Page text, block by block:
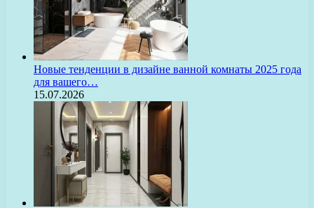
Новые тенденции в дизайне ванной комнаты 2025 года
для вашего…
15.07.2026